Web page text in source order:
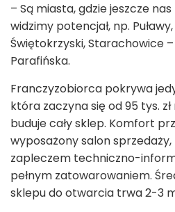
– Są miasta, gdzie jeszcze
widzimy potencjał, np.
Świętokrzyski, Starachowice
Parafińska.
Franczyzobiorca pokrywa
która zaczyna się od 95 tys.
buduje cały sklep. Komfort
wyposażony salon sprzedaży,
zapleczem techniczno-
pełnym zatowarowaniem.
sklepu do otwarcia trwa 2-3